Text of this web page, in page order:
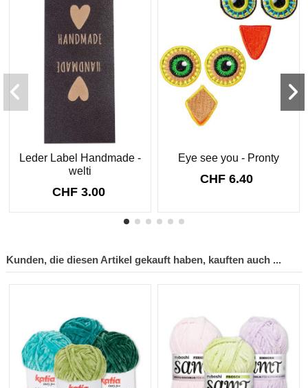
Leder Label Handmade -
welti
CHF 3.00
Eye see you - Pronty
CHF 6.40
Kunden, die diesen Artikel gekauft haben, kauften auch ...